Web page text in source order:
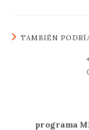
TAMBIÉN
programa